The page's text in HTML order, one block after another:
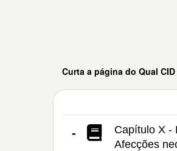
Curta a página do Qual
-
Capítulo X -
Afecções